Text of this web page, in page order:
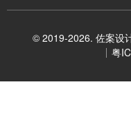
© 2019-2026. 佐案设
粤